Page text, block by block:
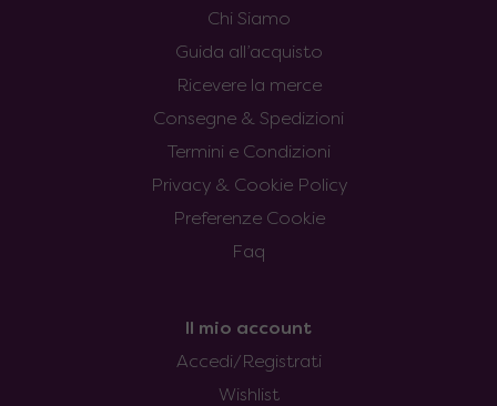
Chi Siamo
Guida all’acquisto
Ricevere la merce
Consegne & Spedizioni
Termini e Condizioni
Privacy & Cookie Policy
Preferenze Cookie
Faq
Il mio account
Accedi/Registrati
Wishlist